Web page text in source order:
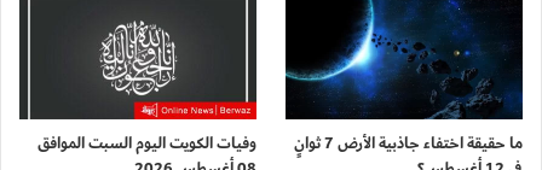
ما حقيقة اختفاء جاذبية الأرض 7 ثوانٍ
وفيات الكويت اليوم السبت الموافق